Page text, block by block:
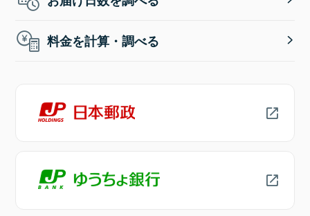
料金を計算・調べる